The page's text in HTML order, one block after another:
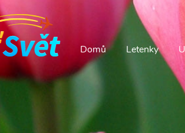
Domů Letenky